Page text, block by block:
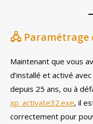
🖧 Paramétrage
Maintenant que vous
d’installé et activé
depuis 25 ans, ou à
xp_activate32.exe, il
correctement pour